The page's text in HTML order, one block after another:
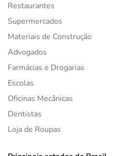
Restaurantes
Supermercados
Materiais de Construção
Advogados
Farmácias e Drogarias
Escolas
Oficinas Mecânicas
Dentistas
Loja de Roupas